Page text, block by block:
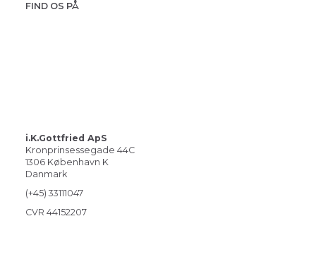
FIND OS PÅ
i.K.Gottfried ApS
Kronprinsessegade 44C
1306 København K
Danmark
(+45) 33111047
CVR 44152207